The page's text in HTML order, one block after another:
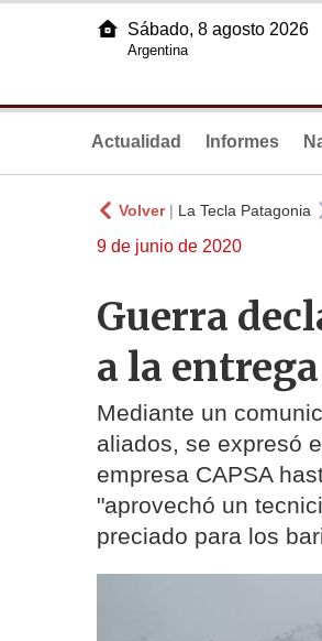
Sábado, 8 agosto 2026
Argentina
Actualidad Informes
Volver| La Tecla Patagonia
9 de junio de 2020
Guerra
a la
Mediante un
aliados, se expresó
empresa CAPSA
"aprovechó un
preciado para los